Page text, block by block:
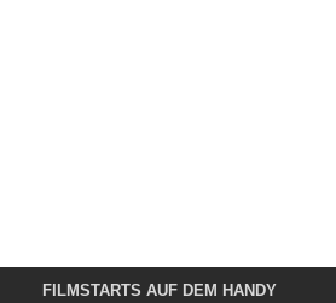
FILMSTARTS AUF DEM HANDY